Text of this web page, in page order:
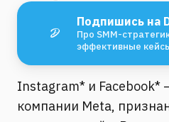
Подпишись на
Про SMM-
эффективные
Instagram* и Facebook*
компании Meta,